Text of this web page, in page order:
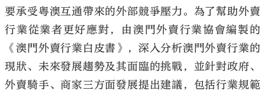
要承受粵澳互通帶來的外部競爭壓力。為了幫助外賣
行業從業者更好應對，由澳門外賣行業協會編製的
《澳門外賣行業白皮書》，深入分析澳門外賣行業的
現狀、未來發展趨勢及其面臨的挑戰，並針對政府、
外賣騎手、商家三方面發展提出建議，包括行業規範